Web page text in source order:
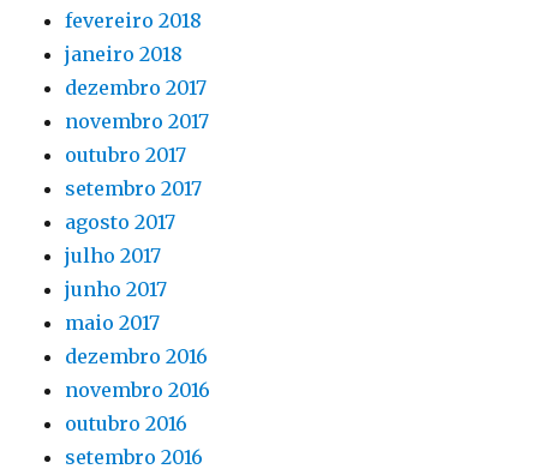
fevereiro 2018
janeiro 2018
dezembro 2017
novembro 2017
outubro 2017
setembro 2017
agosto 2017
julho 2017
junho 2017
maio 2017
dezembro 2016
novembro 2016
outubro 2016
setembro 2016